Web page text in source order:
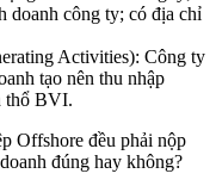
doanh công ty; có địa chỉ
Activities): Công ty
tạo nên thu nhập
thổ BVI.
Offshore đều phải nộp
đúng hay không?